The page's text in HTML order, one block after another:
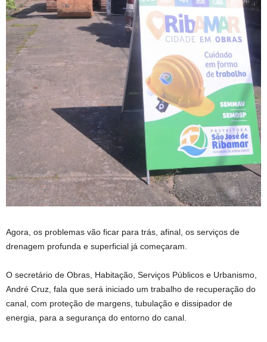
Agora, os problemas vão ficar para trás, afinal, os serviços de
drenagem profunda e superficial já começaram.
O secretário de Obras, Habitação, Serviços Públicos e Urbanismo,
André Cruz, fala que será iniciado um trabalho de recuperação do
canal, com proteção de margens, tubulação e dissipador de
energia, para a segurança do entorno do canal.